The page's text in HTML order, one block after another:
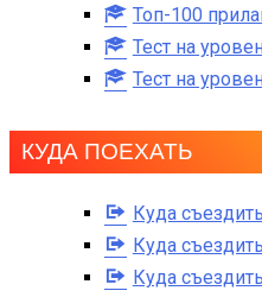
Топ-100
Тест на
Тест на
КУДА ПОЕХАТЬ
Куда
Куда
Куда